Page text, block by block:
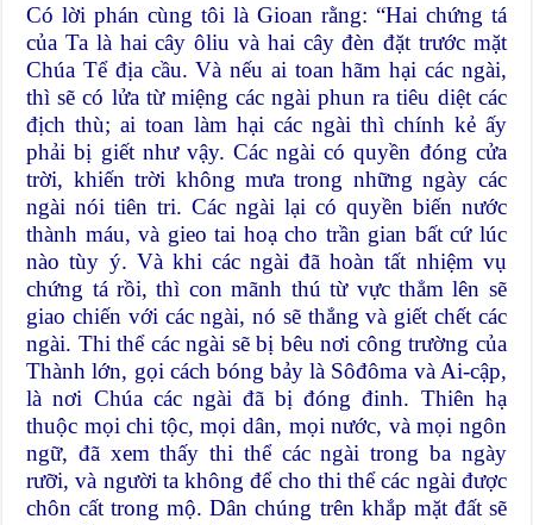
Có lời phán cùng tôi là Gioan rằng: “Hai chứng tá
của Ta là hai cây ôliu và hai cây đèn đặt trước mặt
Chúa Tể địa cầu. Và nếu ai toan hãm hại các ngài,
thì sẽ có lửa từ miệng các ngài phun ra tiêu diệt các
địch thù; ai toan làm hại các ngài thì chính kẻ ấy
phải bị giết như vậy. Các ngài có quyền đóng cửa
trời, khiến trời không mưa trong những ngày các
ngài nói tiên tri. Các ngài lại có quyền biến nước
thành máu, và gieo tai hoạ cho trần gian bất cứ lúc
nào tùy ý. Và khi các ngài đã hoàn tất nhiệm vụ
chứng tá rồi, thì con mãnh thú từ vực thẳm lên sẽ
giao chiến với các ngài, nó sẽ thắng và giết chết các
ngài. Thi thể các ngài sẽ bị bêu nơi công trường của
Thành lớn, gọi cách bóng bảy là Sôđôma và Ai-cập,
là nơi Chúa các ngài đã bị đóng đinh. Thiên hạ
thuộc mọi chi tộc, mọi dân, mọi nước, và mọi ngôn
ngữ, đã xem thấy thi thể các ngài trong ba ngày
rưỡi, và người ta không để cho thi thể các ngài được
chôn cất trong mộ. Dân chúng trên khắp mặt đất sẽ